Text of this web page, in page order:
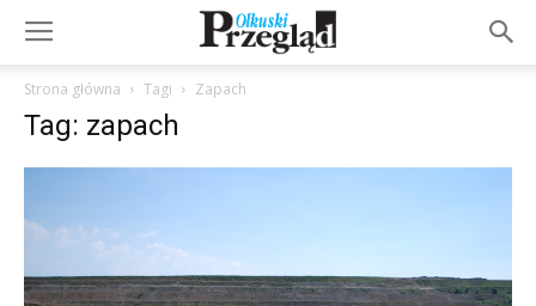
Strona główna Tagi Zapach
Tag: zapach